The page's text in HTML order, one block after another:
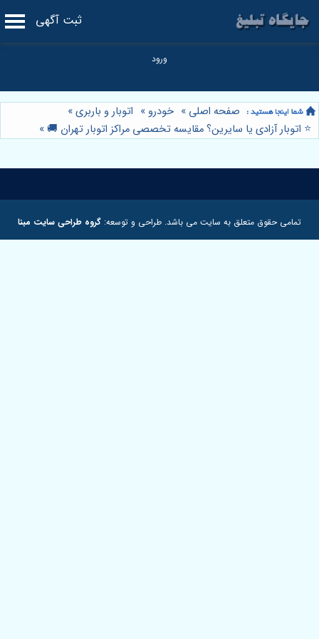
ثبت آگهی
صفحه اصلی » خودرو » اتوبار و باربری»
⭐️ اتوبار آزادی یا سایرین؟ مقایسه تخصصی مراکز اتوبار تهران 🚚 »
تمامی حقوق متعلق به سایت می باشد. طراحی و توسعه: گروه طراحی سایت مبنا